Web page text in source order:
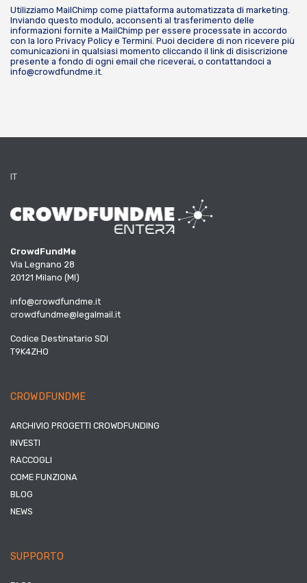
Utilizziamo MailChimp come piattaforma automatizzata di marketing.
Inviando questo modulo, acconsenti al trasferimento delle
informazioni fornite a MailChimp per essere processate in accordo
con la loro Privacy Policy e Termini. Puoi decidere di non ricevere più
comunicazioni in qualsiasi momento cliccando il link di disiscrizione
presente a fondo di ogni email che riceverai, o contattandoci a
info@crowdfundme.it.
IT
CrowdFundMe
Via Legnano 28
20121 Milano (MI)
info@crowdfundme.it
crowdfundme@legalmail.it
Codice Destinatario SDI
T9K4ZHO
CROWDFUNDME
ARCHIVIO PROGETTI CROWDFUNDING
INVESTI
RACCOGLI
COME FUNZIONA
BLOG
NEWS
SUPPORTO